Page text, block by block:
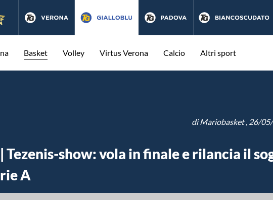
Basket Volley Virtus Verona Calcio Altri sport
diMariobasket, 26/
Tezenis-show: vola in finale e rilancia il
A